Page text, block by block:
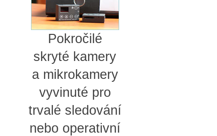
Pokročilé
skryté kamery
a mikrokamery
vyvinuté pro
trvalé sledování
nebo operativní